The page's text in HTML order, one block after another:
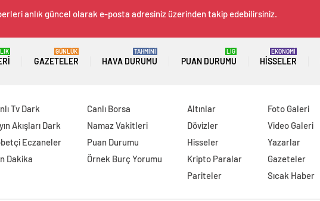
anlık güncel olarak e-posta adresiniz üzerinden takip edebilirsiniz.
GAZETELER
GÜNLÜK
HAVA DURUMU
TAHMİNİ
PUAN DURUMU
LİG
HISSELER
EKONOMİ
Tv Dark
Akışları Dark
Eczaneler
Dakika
Canlı Borsa
Namaz Vakitleri
Puan Durumu
Örnek Burç Yorumu
Altınlar
Dövizler
Hisseler
Kripto Paralar
Pariteler
Foto Galeri
Video Galeri
Yazarlar
Gazeteler
Sıcak Haber